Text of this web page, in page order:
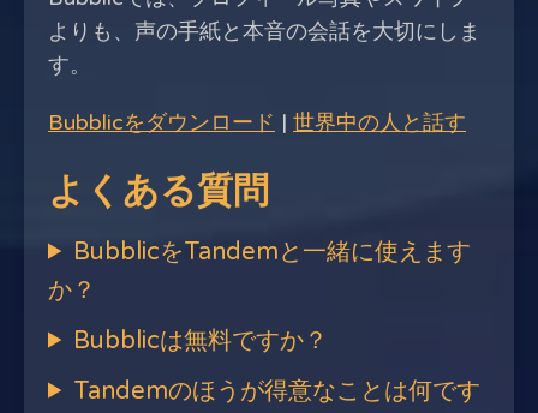
よりも、声の手紙と本音の会話を大切にしま
す。
Bubblicをダウンロード | 世界中の人と話す
よくある質問
BubblicをTandemと一緒に使えます
か？
Bubblicは無料ですか？
Tandemのほうが得意なことは何です